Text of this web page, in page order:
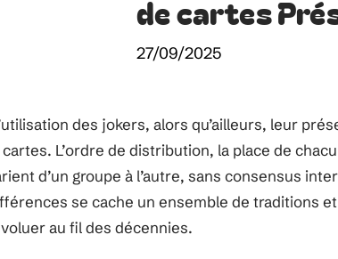
de cartes
27/09/2025
des jokers, alors qu’ailleurs, leur
L’ordre de distribution, la place de
d’un groupe à l’autre, sans consensus
se cache un ensemble de traditions et
au fil des décennies.